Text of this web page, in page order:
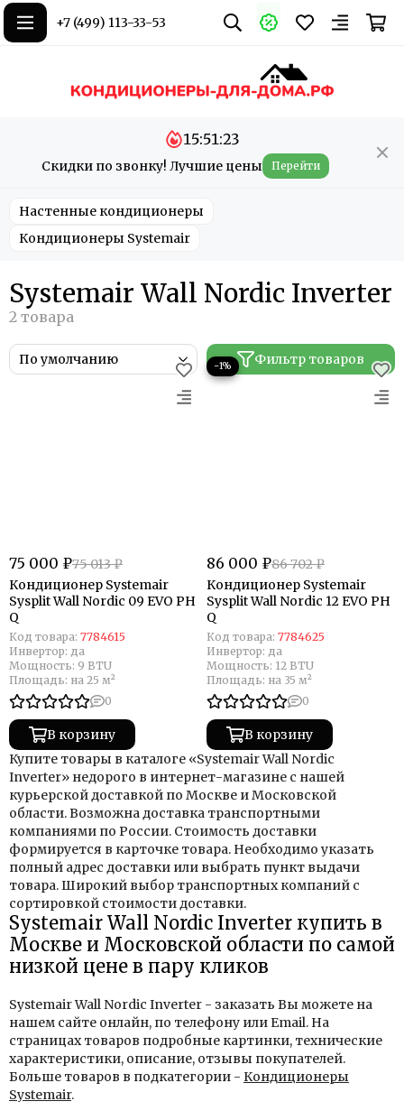
+7 (499) 113-33-53
Скидки по звонку! Лучшие цены
15:51:23
Перейти
Настенные кондиционеры
Кондиционеры Systemair
Systemair Wall Nordic Inverter
Фильтр товаров
75 000 ₽75 013 ₽
Кондиционер Systemair
Sysplit Wall Nordic 09 EVO PH
Q
Код товара: 7784615
Инвертор: да
Мощность: 9 BTU
Площадь: на 25 м²
0
В корзину
−1%
86 000 ₽86 702 ₽
Кондиционер Systemair
Sysplit Wall Nordic 12 EVO PH
Q
Код товара: 7784625
Инвертор: да
Мощность: 12 BTU
Площадь: на 35 м²
0
В корзину
Купите товары в каталоге «Systemair Wall Nordic
Inverter» недорого в интернет-магазине с нашей
курьерской доставкой по Москве и Московской
области. Возможна доставка транспортными
компаниями по России. Стоимость доставки
формируется в карточке товара. Необходимо указать
полный адрес доставки или выбрать пункт выдачи
товара. Широкий выбор транспортных компаний с
сортировкой стоимости доставки.
Systemair Wall Nordic Inverter купить в
Москве и Московской области по самой
низкой цене в пару кликов
Systemair Wall Nordic Inverter - заказать Вы можете на
нашем сайте онлайн, по телефону или Email. На
страницах товаров подробные картинки, технические
характеристики, описание, отзывы покупателей.
Больше товаров в подкатегории - Кондиционеры
Systemair.